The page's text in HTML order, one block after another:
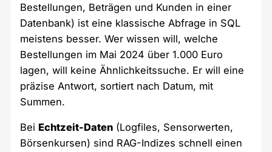
Bestellungen, Beträgen und Kunden in einer
Datenbank) ist eine klassische Abfrage in SQL
meistens besser. Wer wissen will, welche
Bestellungen im Mai 2024 über 1.000 Euro
lagen, will keine Ähnlichkeitssuche. Er will eine
präzise Antwort, sortiert nach Datum, mit
Summen.
Bei Echtzeit-Daten (Logfiles, Sensorwerten,
Börsenkursen) sind RAG-Indizes schnell einen